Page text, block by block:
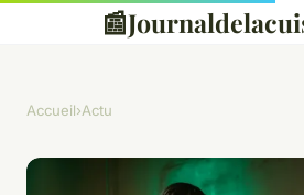
📰
Accueil›Actu